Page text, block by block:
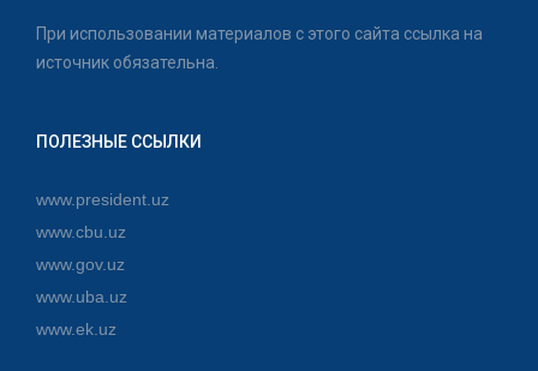
При использовании материалов с этого сайта ссылка на
источник обязательна.
ПОЛЕЗНЫЕ ССЫЛКИ
www.president.uz
www.cbu.uz
www.gov.uz
www.uba.uz
www.ek.uz